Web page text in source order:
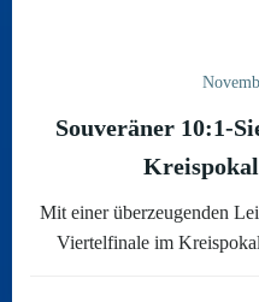
Souveräner 10:1-
Mit einer überzeugenden
Viertelfinale im